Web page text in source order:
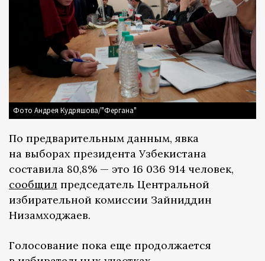
Фото Андрея Кудряшова/"Фергана"
По предварительным данным, явка
на выборах президента Узбекистана
составила 80,8% — это 16 036 914 человек,
сообщил председатель Центральной
избирательной комиссии Зайниддин
Низамходжаев.
Голосование пока еще продолжается